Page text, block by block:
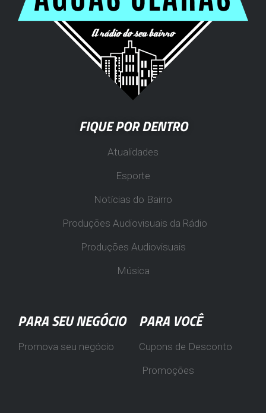
FIQUE POR DENTRO
Atualidades
Esporte
Notícias do Bairro
Produções Audiovisuais da Rádio
Produções Audiovisuais
Música
PARA SEU NEGÓCIO
Promova seu negócio
PARA VOCÊ
Cupons de Desconto
Promoções